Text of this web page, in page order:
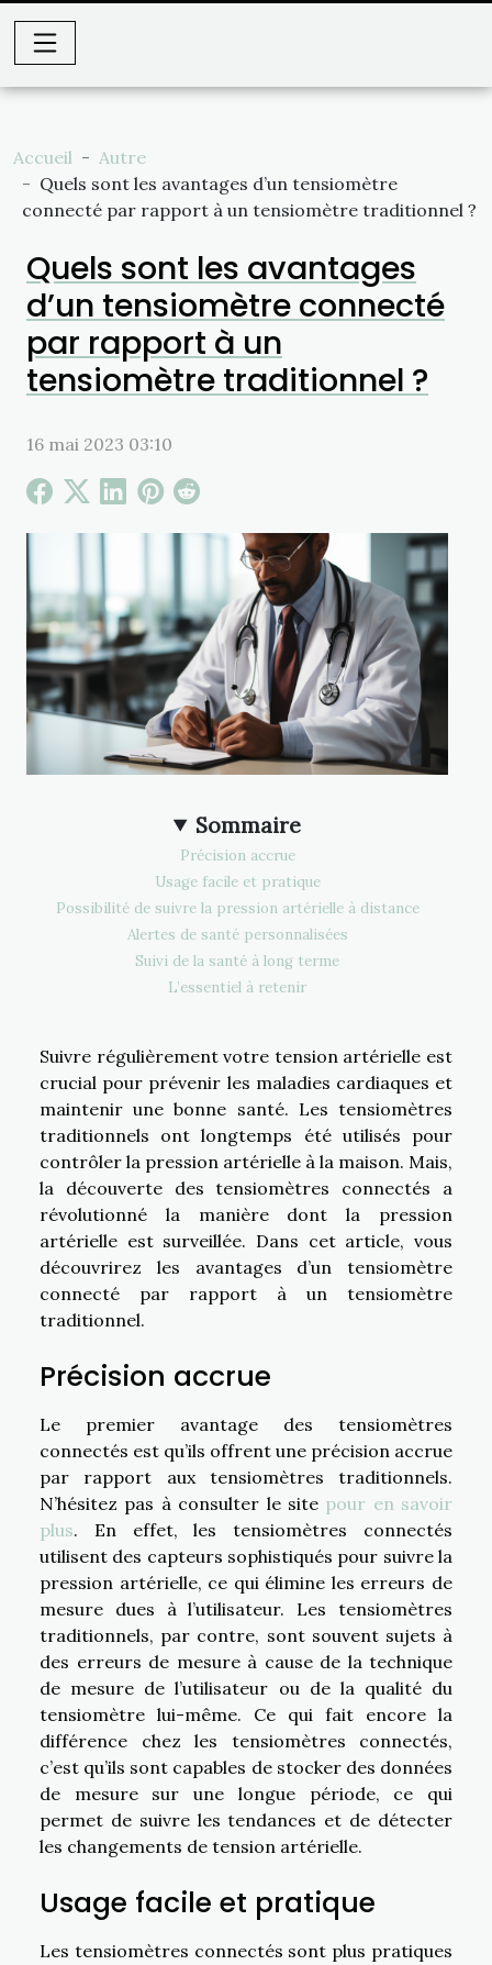
Accueil
Autre
Quels sont les avantages d’un tensiomètre
connecté par rapport à un tensiomètre traditionnel ?
Quels sont les avantages
d’un tensiomètre connecté
par rapport à un
tensiomètre traditionnel ?
16 mai 2023 03:10
Sommaire
Précision accrue
Usage facile et pratique
Possibilité de suivre la pression artérielle à distance
Alertes de santé personnalisées
Suivi de la santé à long terme
L’essentiel à retenir
Suivre régulièrement votre tension artérielle est
crucial pour prévenir les maladies cardiaques et
maintenir une bonne santé. Les tensiomètres
traditionnels ont longtemps été utilisés pour
contrôler la pression artérielle à la maison. Mais,
la découverte des tensiomètres connectés a
révolutionné la manière dont la pression
artérielle est surveillée. Dans cet article, vous
découvrirez les avantages d’un tensiomètre
connecté par rapport à un tensiomètre
traditionnel.
Précision accrue
Le premier avantage des tensiomètres
connectés est qu’ils offrent une précision accrue
par rapport aux tensiomètres traditionnels.
N’hésitez pas à consulter le site pour en savoir
plus. En effet, les tensiomètres connectés
utilisent des capteurs sophistiqués pour suivre la
pression artérielle, ce qui élimine les erreurs de
mesure dues à l’utilisateur. Les tensiomètres
traditionnels, par contre, sont souvent sujets à
des erreurs de mesure à cause de la technique
de mesure de l’utilisateur ou de la qualité du
tensiomètre lui-même. Ce qui fait encore la
différence chez les tensiomètres connectés,
c’est qu’ils sont capables de stocker des données
de mesure sur une longue période, ce qui
permet de suivre les tendances et de détecter
les changements de tension artérielle.
Usage facile et pratique
Les tensiomètres connectés sont plus pratiques